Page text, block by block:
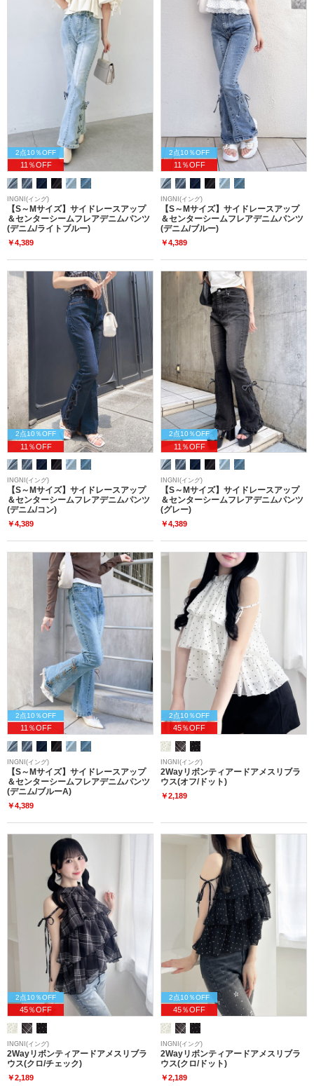
2点10％OFF
11％OFF
INGNI(イング)
【S～Mサイズ】サイドレースアップ
＆センターシームフレアデニムパンツ
(デニム/ライトブルー)
￥4,389
2点10％OFF
11％OFF
INGNI(イング)
【S～Mサイズ】サイドレースアップ
＆センターシームフレアデニムパンツ
(デニム/ブルー)
￥4,389
2点10％OFF
11％OFF
INGNI(イング)
【S～Mサイズ】サイドレースアップ
＆センターシームフレアデニムパンツ
(デニム/コン)
￥4,389
2点10％OFF
11％OFF
INGNI(イング)
【S～Mサイズ】サイドレースアップ
＆センターシームフレアデニムパンツ
(グレー)
￥4,389
2点10％OFF
11％OFF
INGNI(イング)
【S～Mサイズ】サイドレースアップ
＆センターシームフレアデニムパンツ
(デニム/ブルーA)
￥4,389
2点10％OFF
45％OFF
INGNI(イング)
2Wayリボンティアードアメスリブラ
ウス(オフ/ドット)
￥2,189
2点10％OFF
45％OFF
INGNI(イング)
2Wayリボンティアードアメスリブラ
ウス(クロ/チェック)
￥2,189
2点10％OFF
45％OFF
INGNI(イング)
2Wayリボンティアードアメスリブラ
ウス(クロ/ドット)
￥2,189